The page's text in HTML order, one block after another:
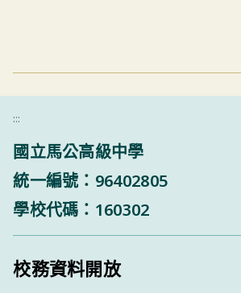
:::
國立馬公高級中學
統一編號：96402805
學校代碼：160302
校務資料開放